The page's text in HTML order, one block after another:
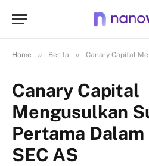
Home » Berita » Canary Capital
Canary Capital
Mengusulkan
Pertama
SEC AS